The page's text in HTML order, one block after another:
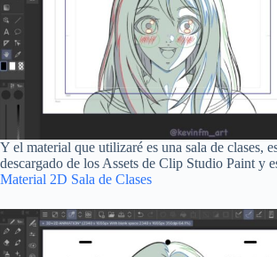
Y el material que utilizaré es una sala de clases,
descargado de los Assets de Clip Studio Paint y
Material 2D Sala de Clases